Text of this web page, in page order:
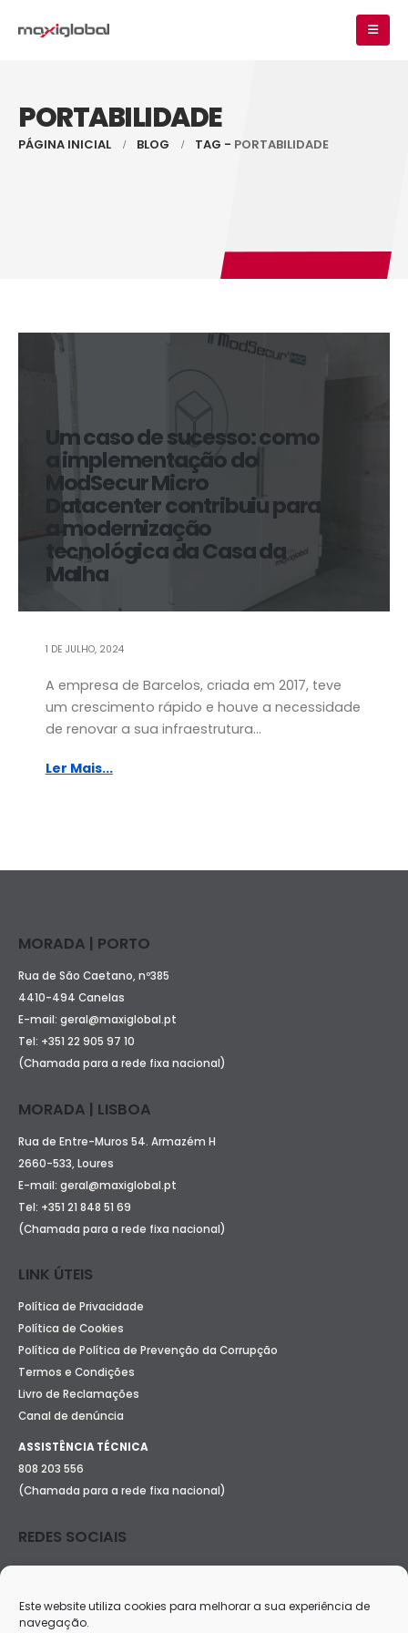
Este website utiliza cookies para melhorar a sua experiência de
navegação.
PORTABILIDADE
PÁGINA INICIAL BLOG TAG - PORTABILIDADE
Um caso de sucesso: como
a implementação do
ModSecur Micro
Datacenter contribuiu para
a modernização
tecnológica da Casa da
Malha
1 DE JULHO, 2024
A empresa de Barcelos, criada em 2017, teve
um crescimento rápido e houve a necessidade
de renovar a sua infraestrutura...
Ler Mais...
MORADA | PORTO
Rua de São Caetano, nº385
4410-494 Canelas
E-mail: geral@maxiglobal.pt
Tel: +351 22 905 97 10
(Chamada para a rede fixa nacional)
MORADA | LISBOA
Rua de Entre-Muros 54. Armazém H
2660-533, Loures
E-mail: geral@maxiglobal.pt
Tel: +351 21 848 51 69
(Chamada para a rede fixa nacional)
LINK ÚTEIS
Política de Privacidade
Política de Cookies
Política de Política de Prevenção da Corrupção
Termos e Condições
Livro de Reclamações
Canal de denúncia
ASSISTÊNCIA TÉCNICA
808 203 556
(Chamada para a rede fixa nacional)
REDES SOCIAIS